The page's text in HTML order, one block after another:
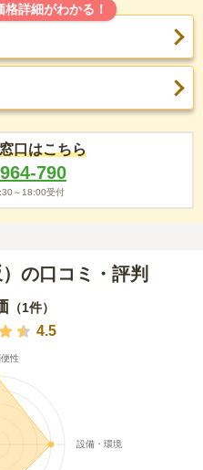
詳細がわかる！
口はこちら
790
～18:00受付
の口コミ・評判
（1件）
4.5